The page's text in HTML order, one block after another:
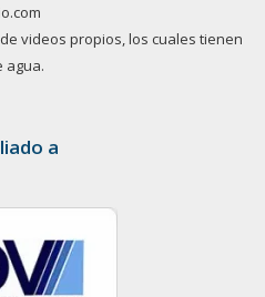
videos propios, los cuales tienen
agua.
a